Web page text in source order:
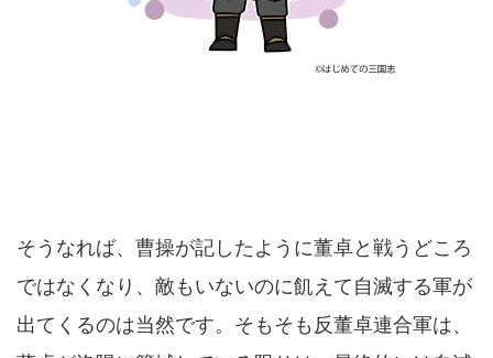
そうなれば、曹操が記したように董卓と戦うどころ
ではなくなり、敵もいないのに飢えて自滅する軍が
出てくるのは当然です。そもそも反董卓連合軍は、